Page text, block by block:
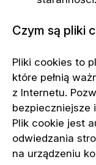
Czym są pliki
Pliki cookies to
które pełnią
z Internetu.
bezpieczniejsze
Plik cookie jest
odwiedzania
na urządzeniu